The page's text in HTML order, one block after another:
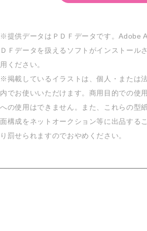
※提供データはＰＤＦデータです。Adobe
ＤＦデータを扱えるソフトがインストール
用ください。
※掲載しているイラストは、個人・または
内でお使いいただけます。商用目的での使
への使用はできません。また、これらの型
面構成をネットオークション等に出品する
り罰せられますのでおやめください。